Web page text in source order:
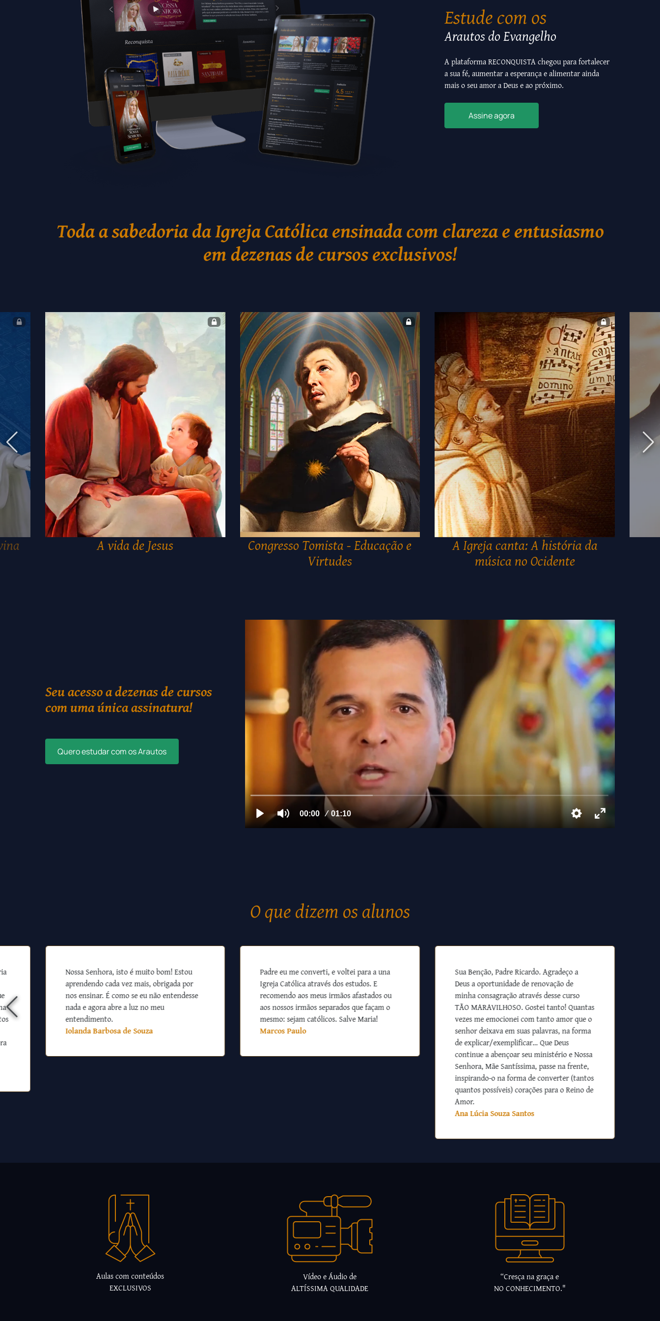
Estude com os
Arautos do Evangelho
A plataforma RECONQUISTA chegou para fortalecer
a sua fé, aumentar a esperança e alimentar ainda
mais o seu amor a Deus e ao próximo.
Assine agora
Toda a sabedoria da Igreja Católica ensinada com clareza e entusiasmo
em dezenas de cursos exclusivos!
A vida de Jesus Congresso Tomista - Educação e
Virtudes
A Igreja canta: A história da
música no Ocidente
Seu acesso a dezenas de cursos
com uma única assinatura!
Quero estudar com os Arautos
O que dizem os alunos
Nossa Senhora, isto é muito bom! Estou
aprendendo cada vez mais, obrigada por
nos ensinar. É como se eu não entendesse
nada e agora abre a luz no meu
entendimento.
Iolanda Barbosa de Souza
Padre eu me converti, e voltei para a una
Igreja Católica através dos estudos. E
recomendo aos meus irmãos afastados ou
aos nossos irmãos separados que façam o
mesmo: sejam católicos. Salve Maria!
Marcos Paulo
Sua Benção, Padre Ricardo. Agradeço a
Deus a oportunidade de renovação de
minha consagração através desse curso
TÃO MARAVILHOSO. Gostei tanto! Quantas
vezes me emocionei com tanto amor que o
senhor deixava em suas palavras, na forma
de explicar/exemplificar… Que Deus
continue a abençoar seu ministério e Nossa
Senhora, Mãe Santíssima, passe na frente,
inspirando-o na forma de converter (tantos
quantos possíveis) corações para o Reino de
Amor.
Ana Lúcia Souza Santos
Aulas com conteúdos
EXCLUSIVOS
Vídeo e Áudio de
ALTÍSSIMA QUALIDADE
“Cresça na graça e
NO CONHECIMENTO."